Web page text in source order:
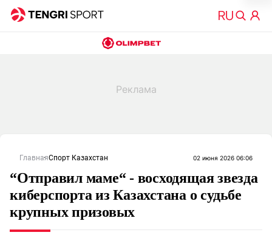
ГлавнаяСпорт Казахстан 02 июня 2026 06:06
“Отправил маме“ - восходящая звезда
киберспорта из Казахстана о судьбе
крупных призовых